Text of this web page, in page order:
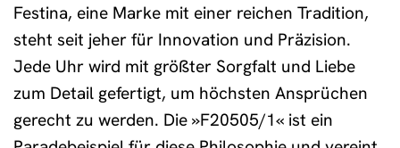
Festina, eine Marke mit einer reichen Tradition,
steht seit jeher für Innovation und Präzision.
Jede Uhr wird mit größter Sorgfalt und Liebe
zum Detail gefertigt, um höchsten Ansprüchen
gerecht zu werden. Die »F20505/1« ist ein